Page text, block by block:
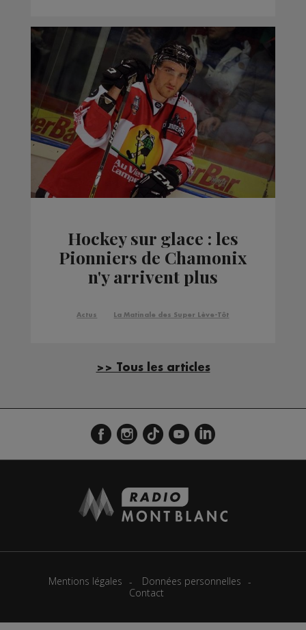
Hockey sur glace : les
Pionniers de Chamonix
n'y arrivent plus
Actus La Matinale des Super Lève-Tôt
>> Tous les articles
Mentions légales
Données personnelles
Contact